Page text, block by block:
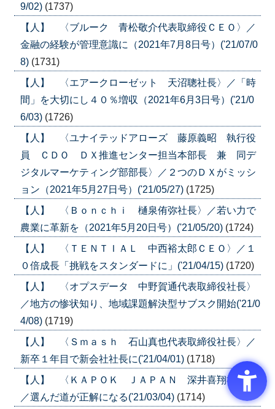
9/02) (1737)
【人】 〈ブルーク 青松敬介代表取締役ＣＥＯ〉／
金融の経験が管理意識に（2021年7月8日号）('21/07/0
8) (1731)
【人】 〈エアークローゼット 天沼聰社長〉／「時
間」を大切にし４０％増収（2021年6月3日号）('21/0
6/03) (1726)
【人】 〈ユナイテッドアローズ 藤原義昭 執行役
員 ＣＤＯ ＤＸ推進センター担当本部長 兼 同デ
ジタルマーケティング部部長〉／２つのＤＸがミッシ
ョン（2021年5月27日号）('21/05/27) (1725)
【人】 〈Ｂｏｎｃｈｉ 樋泉侑弥社長〉／若い力で
農業に革新を（2021年5月20日号）('21/05/20) (1724)
【人】 〈ＴＥＮＴＩＡＬ 中西裕太郎ＣＥＯ〉／１
０倍成長「挑戦をスタンダードに」('21/04/15) (1720)
【人】 〈オプスデータ 中野賀通代表取締役社長〉
／地方の惨状知り、地域課題解決型サブスク開始('21/0
4/08) (1719)
【人】 〈Ｓｍａｓｈ 石山真也代表取締役社長〉／
新卒１年目で新会社社長に('21/04/01) (1718)
【人】 〈ＫＡＰＯＫ ＪＡＰＡＮ 深井喜翔社長〉
／選んだ道が正解になる('21/03/04) (1714)